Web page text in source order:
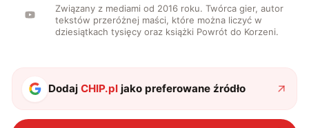
Związany z mediami od 2016 roku. Twórca gier, autor
tekstów przeróżnej maści, które można liczyć w
dziesiątkach tysięcy oraz książki Powrót do Korzeni.
DodajCHIP.pl jako preferowane źródło